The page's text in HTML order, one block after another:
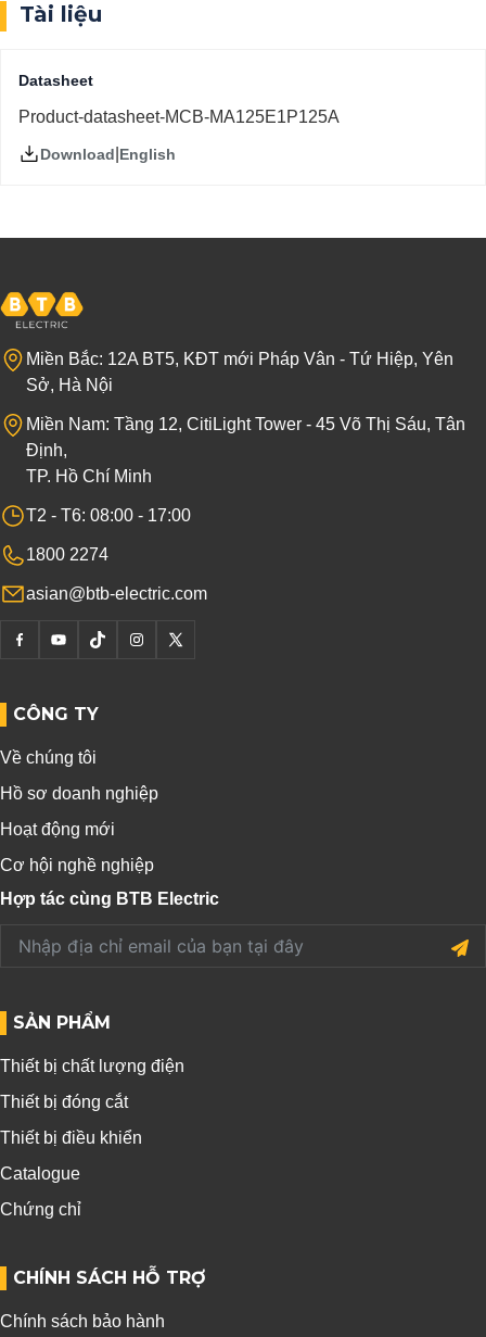
Tài liệu
Datasheet
Product-datasheet-MCB-MA125E1P125A
Download English
Miền Bắc: 12A BT5, KĐT mới Pháp Vân - Tứ Hiệp, Yên
Sở, Hà Nội
Miền Nam: Tầng 12, CitiLight Tower - 45 Võ Thị Sáu, Tân
Định,
TP. Hồ Chí Minh
T2 - T6: 08:00 - 17:00
1800 2274
asian@btb-electric.com
CÔNG TY
Về chúng tôi
Hồ sơ doanh nghiệp
Hoạt động mới
Cơ hội nghề nghiệp
Hợp tác cùng BTB Electric
SẢN PHẨM
Thiết bị chất lượng điện
Thiết bị đóng cắt
Thiết bị điều khiển
Catalogue
Chứng chỉ
CHÍNH SÁCH HỖ TRỢ
Chính sách bảo hành